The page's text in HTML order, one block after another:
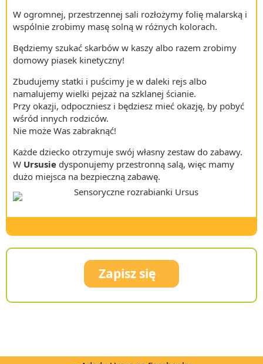
W ogromnej, przestrzennej sali rozłożymy folię malarską i
wspólnie zrobimy masę solną w różnych kolorach.
Będziemy szukać skarbów w kaszy albo razem zrobimy
domowy piasek kinetyczny!
Zbudujemy statki i puścimy je w daleki rejs albo
namalujemy wielki pejzaż na szklanej ścianie.
Przy okazji, odpoczniesz i będziesz mieć okazję, by pobyć
wśród innych rodziców.
Nie może Was zabraknąć!
Każde dziecko otrzymuje swój własny zestaw do zabawy.
W Ursusiedysponujemy przestronną salą, więc mamy
dużo miejsca na bezpieczną zabawę.
Zapisz się